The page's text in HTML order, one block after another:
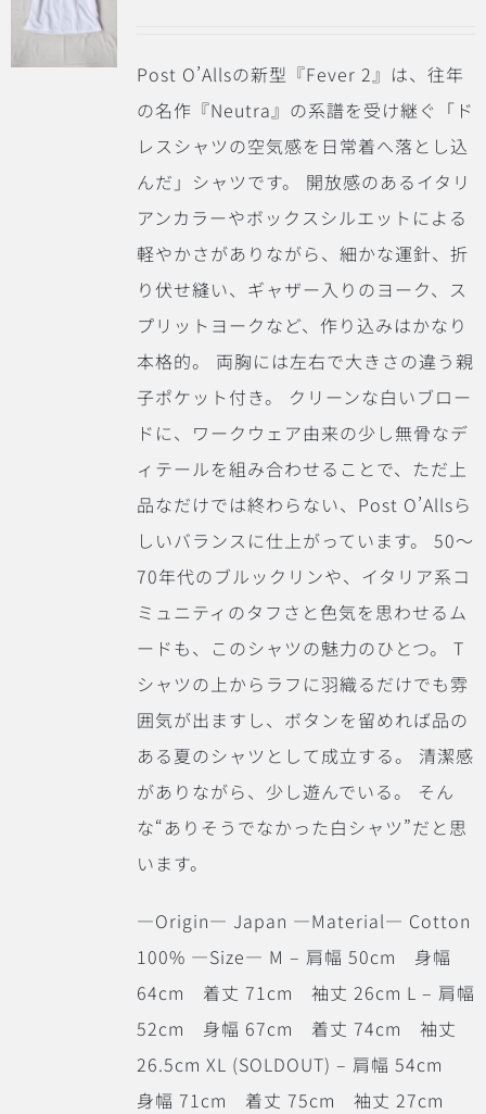
Post O’Allsの新型『Fever 2』は、往年
の名作『Neutra』の系譜を受け継ぐ「ド
レスシャツの空気感を日常着へ落とし込
んだ」シャツです。 開放感のあるイタリ
アンカラーやボックスシルエットによる
軽やかさがありながら、細かな運針、折
り伏せ縫い、ギャザー入りのヨーク、ス
プリットヨークなど、作り込みはかなり
本格的。 両胸には左右で大きさの違う親
子ポケット付き。
クリーンな白いブロー
ドに、ワークウェア由来の少し無骨なデ
ィテールを組み合わせることで、ただ上
品なだけでは終わらない、Post O’Allsら
しいバランスに仕上がっています。 50〜
70年代のブルックリンや、イタリア系コ
ミュニティのタフさと色気を思わせるム
ードも、このシャツの魅力のひとつ。 T
シャツの上からラフに羽織るだけでも雰
囲気が出ますし、ボタンを留めれば品の
ある夏のシャツとして成立する。 清潔感
がありながら、少し遊んでいる。 そん
な“ありそうでなかった白シャツ”だと思
います。
―Origin― Japan ―Material― Cotton
100% ―Size― M – 肩幅 50cm 身幅
64cm 着丈 71cm 袖丈 26cm L – 肩幅
52cm 身幅 67cm 着丈 74cm 袖丈
26.5cm XL (SOLDOUT) – 肩幅 54cm
身幅 71cm 着丈 75cm 袖丈 27cm